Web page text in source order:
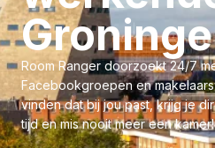
Room Ranger doorzoekt 24/7
Facebookgroepen en
vinden dat bij jou past, krijg je
tijd en mis nooit meer een kamer!